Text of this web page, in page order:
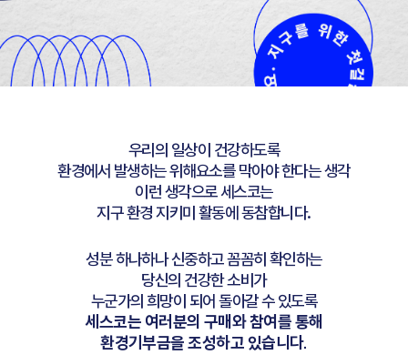
우리의 일상이 건강하도록
환경에서 발생하는 위해요소를 막아야 한다는 생각
이런 생각으로 세스코는
지구 환경 지키미 활동에 동참합니다.
성분 하나하나 신중하고 꼼꼼히 확인하는
당신의 건강한 소비가
누군가의 희망이 되어 돌아갈 수 있도록
세스코는 여러분의 구매와 참여를 통해
환경기부금을 조성하고 있습니다.